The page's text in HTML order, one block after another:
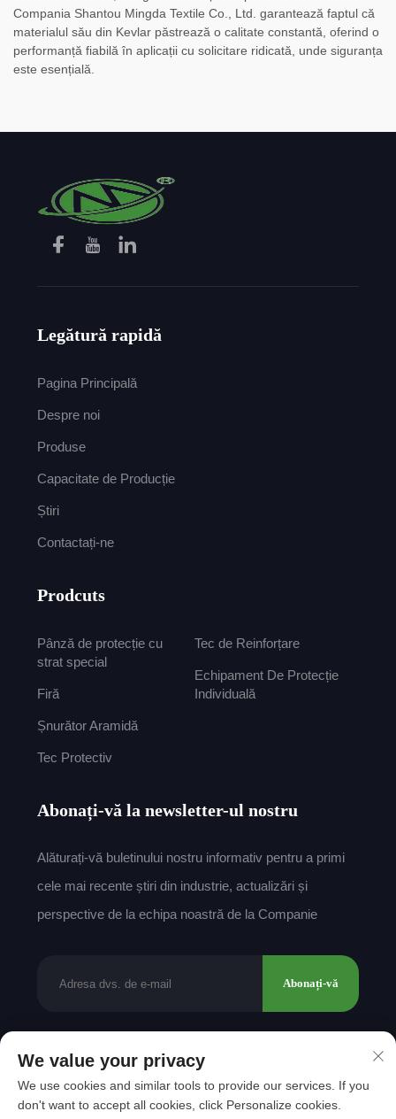
Compania Shantou Mingda Textile Co., Ltd. garantează faptul că
materialul său din Kevlar păstrează o calitate constantă, oferind o
performanță fiabilă în aplicații cu solicitare ridicată, unde siguranța
este esențială.
Legătură rapidă
Pagina Principală
Despre noi
Produse
Capacitate de Producție
Știri
Contactați-ne
Prodcuts
Pânză de protecție cu
strat special
Firă
Șnurător Aramidă
Tec Protectiv
Tec de Reinforțare
Echipament De Protecție
Individuală
Abonați-vă la newsletter-ul nostru
Alăturați-vă buletinului nostru informativ pentru a primi
cele mai recente știri din industrie, actualizări și
perspective de la echipa noastră de la Companie
Abonați-vă
Drepturi de autor © 2025 de către Shantou Mingda
Textile Co., Ltd.
Politica de confidențialitate
We value your privacy
We use cookies and similar tools to provide our services. If you
don't want to accept all cookies, click Personalize cookies.